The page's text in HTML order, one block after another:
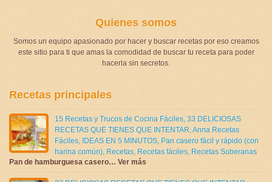
Quienes somos
Somos un equipo apasionado por hacer y buscar recetas por eso creamos
este sitio para ti que amas la comodidad de buscar tu receta para poder
hacerla sin secretos.
Recetas principales
15 Recetas y Trucos de Cocina Fáciles, 33 DELICIOSAS
RECETAS QUE TIENES QUE INTENTAR,Anna Recetas
Fáciles, IDEAS EN 5 MINUTOS, Pan casero fácil y rápido (con
harina común), Recetas, Recetas fáciles, Recetas Soberanas
Pan de hamburguesa casero… Ver más